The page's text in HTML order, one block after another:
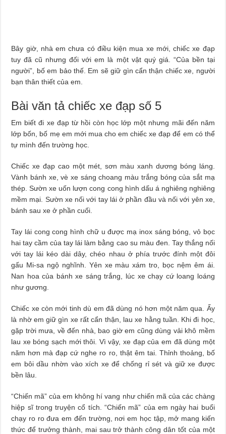
Bây giờ, nhà em chưa có điều kiện mua xe mới, chiếc xe đạp
tuy đã cũ nhưng đối với em là một vật quý giá. “Của bền tại
người”, bố em bảo thế. Em sẽ giữ gìn cẩn thận chiếc xe, người
bạn thân thiết của em.
Bài văn tả chiếc xe đạp số 5
Em biết đi xe đạp từ hồi còn học lớp một nhưng mãi đến năm
lớp bốn, bố mẹ em mới mua cho em chiếc xe đạp để em có thể
tự mình đến trường học.
Chiếc xe đạp cao một mét, sơn màu xanh dương bóng láng.
Vành bánh xe, vè xe sáng choang màu trắng bóng của sắt mạ
thép. Sườn xe uốn lượn cong cong hình dấu á nghiêng nghiêng
mềm mại. Sườn xe nối với tay lái ở phần đầu và nối với yên xe,
bánh sau xe ở phần cuối.
Tay lái cong cong hình chữ u được mạ inox sáng bóng, vỏ bọc
hai tay cầm của tay lái làm bằng cao su màu đen. Tay thắng nối
với tay lái kéo dài dây, chéo nhau ở phía trước đính một đôi
gấu Mi-sa ngộ nghĩnh. Yên xe màu xám tro, bọc nệm êm ái.
Nan hoa của bánh xe sáng trắng, lúc xe chạy cứ loang loáng
như gương.
Chiếc xe còn mới tinh dù em đã dùng nó hơn một năm qua. Ấy
là nhờ em giữ gìn xe rất cẩn thận, lau xe hằng tuần. Khi đi học,
gặp trời mưa, về đến nhà, bao giờ em cũng dùng vải khô mềm
lau xe bóng sạch mới thôi. Vì vậy, xe đạp của em đã dùng một
năm hơn mà đạp cứ nghe ro ro, thật êm tai. Thỉnh thoảng, bố
em bôi dầu nhờn vào xích xe để chống rỉ sét và giữ xe được
bền lâu.
“Chiến mã” của em không hí vang như chiến mã của các chàng
hiệp sĩ trong truyện cổ tích. “Chiến mã” của em ngày hai buổi
chạy ro ro đưa em đến trường, nơi em học tập, mở mang kiến
thức để trưởng thành, mai sau trở thành công dân tốt của một